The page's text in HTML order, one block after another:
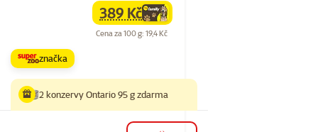
familycena
389 Kč
Cena za 100 g: 19,4 Kč
značka
2 konzervy Ontario 95 g zdarma